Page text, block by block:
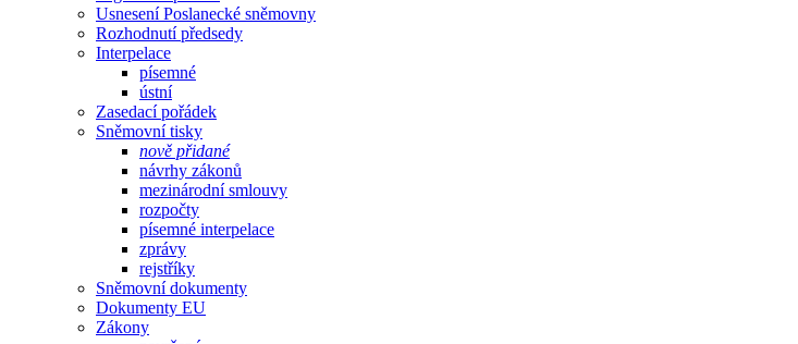
Usnesení Poslanecké sněmovny
Rozhodnutí předsedy
Interpelace
písemné
ústní
Zasedací pořádek
Sněmovní tisky
nově přidané
návrhy zákonů
mezinárodní smlouvy
rozpočty
písemné interpelace
zprávy
rejstříky
Sněmovní dokumenty
Dokumenty EU
Zákony